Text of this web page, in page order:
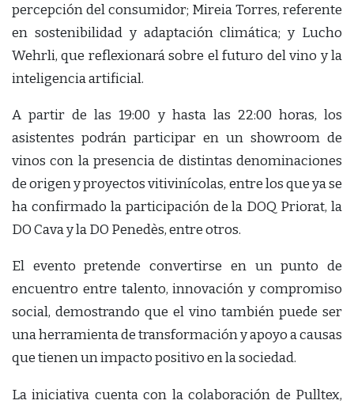
percepción del consumidor; Mireia Torres, referente
en sostenibilidad y adaptación climática; y Lucho
Wehrli, que reflexionará sobre el futuro del vino y la
inteligencia artificial.
A partir de las 19:00 y hasta las 22:00 horas, los
asistentes podrán participar en un showroom de
vinos con la presencia de distintas denominaciones
de origen y proyectos vitivinícolas, entre los que ya se
ha confirmado la participación de la DOQ Priorat, la
DO Cava y la DO Penedès, entre otros.
El evento pretende convertirse en un punto de
encuentro entre talento, innovación y compromiso
social, demostrando que el vino también puede ser
una herramienta de transformación y apoyo a causas
que tienen un impacto positivo en la sociedad.
La iniciativa cuenta con la colaboración de Pulltex,